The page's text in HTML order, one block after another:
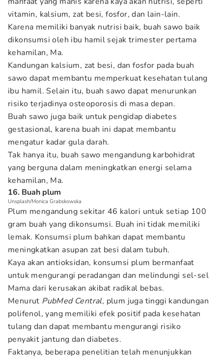
vitamin, kalsium, zat besi, fosfor, dan lain-lain.
Karena memiliki banyak nutrisi baik, buah sawo baik
dikonsumsi oleh ibu hamil sejak trimester pertama
kehamilan, Ma.
Kandungan kalsium, zat besi, dan fosfor pada buah
sawo dapat membantu memperkuat kesehatan tulang
ibu hamil. Selain itu, buah sawo dapat menurunkan
risiko terjadinya osteoporosis di masa depan.
Buah sawo juga baik untuk pengidap diabetes
gestasional, karena buah ini dapat membantu
mengatur kadar gula darah.
Tak hanya itu, buah sawo mengandung karbohidrat
yang berguna dalam meningkatkan energi selama
kehamilan, Ma.
16. Buah plum
Unsplash/Monica Grabskowska
Plum mengandung sekitar 46 kalori untuk setiap 100
gram buah yang dikonsumsi. Buah ini tidak memiliki
lemak. Konsumsi plum bahkan dapat membantu
meningkatkan asupan zat besi dalam tubuh.
Kaya akan antioksidan, konsumsi plum bermanfaat
untuk mengurangi peradangan dan melindungi sel-sel
Mama dari kerusakan akibat radikal bebas.
Menurut PubMed Central, plum juga tinggi kandungan
polifenol, yang memiliki efek positif pada kesehatan
tulang dan dapat membantu mengurangi risiko
penyakit jantung dan diabetes.
Faktanya, beberapa penelitian telah menunjukkan